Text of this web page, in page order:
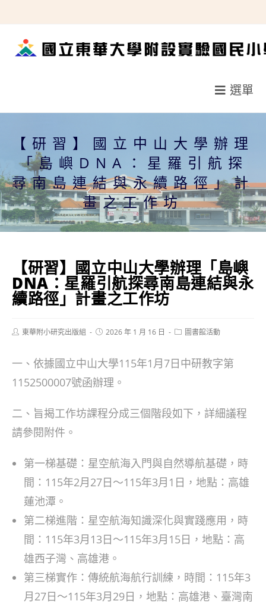
轉
選單
【研習】國立中山大學辦理
「島嶼DNA：星羅引航探
尋南島連結與永續路徑」計
畫之工作坊
【研習】國立中山大學辦理「島嶼
DNA：星羅引航探尋南島連結與永
續路徑」計畫之工作坊
Post東華附小研究出版組
Post2026 年 1 月 16 日
Post圖書館活動
一、依據國立中山大學115年1月7日中研教字第
1152500007號函辦理。
二、旨揭工作坊課程分成三個階段如下，詳細議程
請參閱附件。
第一梯基礎：星空航海入門與自然導航基礎，時
間：115年2月27日～115年3月1日，地點：高雄
蓮池潭。
第二梯進階：星空航海知識深化與實踐應用，時
間：115年3月13日～115年3月15日，地點：高
雄西子灣、高雄港。
第三梯實作：傳統航海航行訓練，時間：115年3
月27日～115年3月29日，地點：高雄港、臺灣南